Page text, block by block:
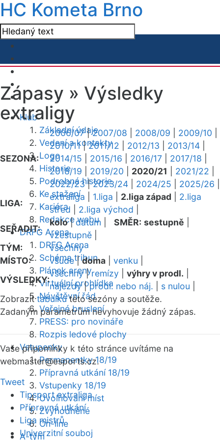
HC Kometa Brno
Klub
Základní údaje
Vedení a kontakty
Logo
Historie
Podrobná historie
Ke stažení
Kariéra
Redakce webu
DRFG Arena
DRFG Arena
Schéma tribun
Plánek areny
Virtuální prohlídka
Návštěvní řád
Veřejné bruslení
PRESS: pro novináře
Rozpis ledové plochy
Vstupenky
Permanentky 18/19
Přípravná utkání 18/19
Vstupenky 18/19
Uvolňování míst
Zvýhodněné
On-line
A-tým
Zápasy » Výsledky
extraligy
SEZONA:
2006/07|2007/08 2008/09 2009/10
2010/11|2011/12 2012/13 2013/14
2014/15
2015/16 2016/17 2017/18
2018/19
2019/20 2020/21 2021/22
2022/23|2023/24 2024/25 2025/26
LIGA:
extraliga 1.liga 2.liga západ
2.liga
střed
2.liga východ
SEŘADIT:
kolo|datum SMĚR: sestupně
vzestupně
TÝM:
všechny
MÍSTO:
všude|doma venku
VÝSLEDKY:
všechny|remízy výhry v prodl.
nájezdy|prodl. nebo náj. s nulou
Zobrazittabulkutéto sezóny a soutěže.
Zadaným parametrům nevyhovuje žádný zápas.
Vaše připomínky k této stránce uvítáme na
webmaster@esports.cz.
Tweet
Tipsport extraliga
Přípravná utkání
Liga mistrů
Univerzitní souboj